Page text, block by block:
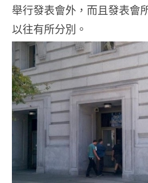
舉行發表會外，而且發表會
以往有所分別。